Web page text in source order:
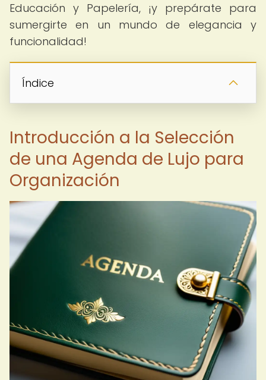
Educación y Papelería, ¡y prepárate para
sumergirte en un mundo de elegancia y
funcionalidad!
Índice
Introducción a la Selección
de una Agenda de Lujo para
Organización